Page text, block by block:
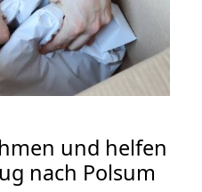
und helfen
nach Polsum